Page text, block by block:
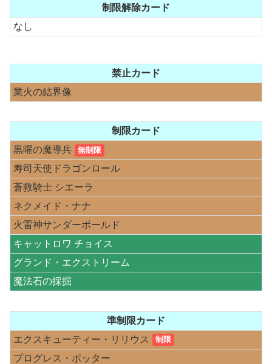
制限解除カード
なし
禁止カード
業火の結界像
制限カード
黒曜の魔導兵
無制限
寿司天使ドラゴンロール
蒼救騎士 シエーラ
ネクメイド・ナナ
火雷神サンダーボールド
キャットロワ チョイス
グランド・エクストリーム
魔法石の採掘
準制限カード
エクスキューティー・リリウス
制限
プログレス・ポッター